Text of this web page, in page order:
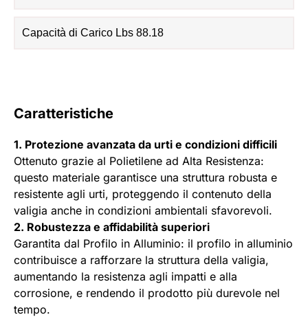
Capacità di Carico Lbs 88.18
Caratteristiche
1. Protezione avanzata da urti e condizioni difficili
Ottenuto grazie al Polietilene ad Alta Resistenza:
questo materiale garantisce una struttura robusta e
resistente agli urti, proteggendo il contenuto della
valigia anche in condizioni ambientali sfavorevoli.
2. Robustezza e affidabilità superiori
Garantita dal Profilo in Alluminio: il profilo in alluminio
contribuisce a rafforzare la struttura della valigia,
aumentando la resistenza agli impatti e alla
corrosione, e rendendo il prodotto più durevole nel
tempo.